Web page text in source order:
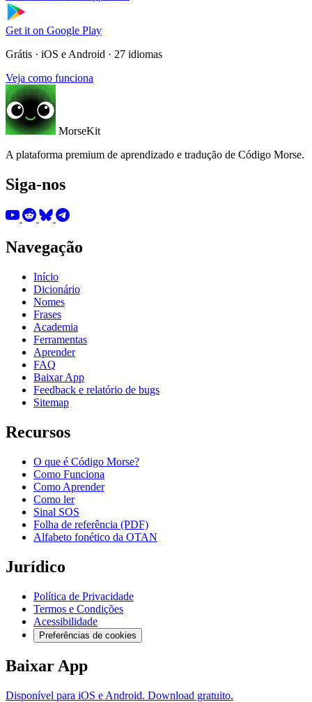
Get it on Google Play
Grátis · iOS e Android · 27 idiomas
Veja como funciona
MorseKit
A plataforma premium de aprendizado e tradução de Código Morse.
Siga-nos
Navegação
Início
Dicionário
Nomes
Frases
Academia
Ferramentas
Aprender
FAQ
Baixar App
Feedback e relatório de bugs
Sitemap
Recursos
O que é Código Morse?
Como Funciona
Como Aprender
Como ler
Sinal SOS
Folha de referência (PDF)
Alfabeto fonético da OTAN
Jurídico
Política de Privacidade
Termos e Condições
Acessibilidade
Preferências de cookies
Baixar App
Disponível para iOS e Android. Download gratuito.